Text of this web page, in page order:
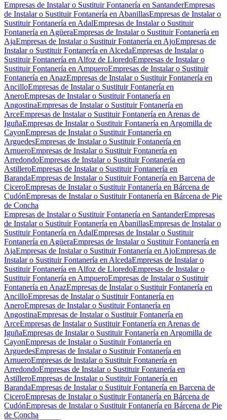
Empresas de Instalar o Sustituir Fontanería en SantanderEmpresas
de Instalar o Sustituir Fontanería en AbanillasEmpresas de Instalar o
Sustituir Fontanería en AdalEmpresas de Instalar o Sustituir
Fontanería en AgüeraEmpresas de Instalar o Sustituir Fontanería en
AjaEmpresas de Instalar o Sustituir Fontanería en AjoEmpresas de
Instalar o Sustituir Fontanería en AlcedaEmpresas de Instalar o
Sustituir Fontanería en Alfoz de LloredoEmpresas de Instalar o
Sustituir Fontanería en AmpueroEmpresas de Instalar o Sustituir
Fontanería en AnazEmpresas de Instalar o Sustituir Fontanería en
AncilloEmpresas de Instalar o Sustituir Fontanería en
AneroEmpresas de Instalar o Sustituir Fontanería en
AngostinaEmpresas de Instalar o Sustituir Fontanería en
ArceEmpresas de Instalar o Sustituir Fontanería en Arenas de
IguñaEmpresas de Instalar o Sustituir Fontanería en Argomilla de
CayonEmpresas de Instalar o Sustituir Fontanería en
ArguedesEmpresas de Instalar o Sustituir Fontanería en
ArnueroEmpresas de Instalar o Sustituir Fontanería en
ArredondoEmpresas de Instalar o Sustituir Fontanería en
AstilleroEmpresas de Instalar o Sustituir Fontanería en
BarandaEmpresas de Instalar o Sustituir Fontanería en Barcena de
CiceroEmpresas de Instalar o Sustituir Fontanería en Bárcena de
CudónEmpresas de Instalar o Sustituir Fontanería en Bárcena de Pie
de Concha
Empresas de Instalar o Sustituir Fontanería en SantanderEmpresas
de Instalar o Sustituir Fontanería en AbanillasEmpresas de Instalar o
Sustituir Fontanería en AdalEmpresas de Instalar o Sustituir
Fontanería en AgüeraEmpresas de Instalar o Sustituir Fontanería en
AjaEmpresas de Instalar o Sustituir Fontanería en AjoEmpresas de
Instalar o Sustituir Fontanería en AlcedaEmpresas de Instalar o
Sustituir Fontanería en Alfoz de LloredoEmpresas de Instalar o
Sustituir Fontanería en AmpueroEmpresas de Instalar o Sustituir
Fontanería en AnazEmpresas de Instalar o Sustituir Fontanería en
AncilloEmpresas de Instalar o Sustituir Fontanería en
AneroEmpresas de Instalar o Sustituir Fontanería en
AngostinaEmpresas de Instalar o Sustituir Fontanería en
ArceEmpresas de Instalar o Sustituir Fontanería en Arenas de
IguñaEmpresas de Instalar o Sustituir Fontanería en Argomilla de
CayonEmpresas de Instalar o Sustituir Fontanería en
ArguedesEmpresas de Instalar o Sustituir Fontanería en
ArnueroEmpresas de Instalar o Sustituir Fontanería en
ArredondoEmpresas de Instalar o Sustituir Fontanería en
AstilleroEmpresas de Instalar o Sustituir Fontanería en
BarandaEmpresas de Instalar o Sustituir Fontanería en Barcena de
CiceroEmpresas de Instalar o Sustituir Fontanería en Bárcena de
CudónEmpresas de Instalar o Sustituir Fontanería en Bárcena de Pie
de Concha